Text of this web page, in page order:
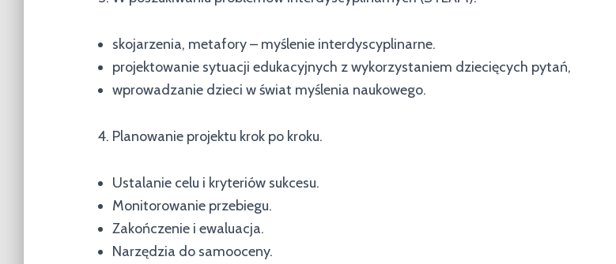
skojarzenia, metafory – myślenie interdyscyplinarne.
projektowanie sytuacji edukacyjnych z wykorzystaniem dziecięcych pytań,
wprowadzanie dzieci w świat myślenia naukowego.
Planowanie projektu krok po kroku.
Ustalanie celu i kryteriów sukcesu.
Monitorowanie przebiegu.
Zakończenie i ewaluacja.
Narzędzia do samooceny.